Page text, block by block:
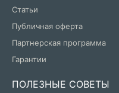
Статьи
Публичная оферта
Партнерская программа
Гарантии
ПОЛЕЗНЫЕ СОВЕТЫ